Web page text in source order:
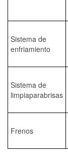
Sistema de
enfriamiento
Sistema de
limpiaparabrisas
Frenos